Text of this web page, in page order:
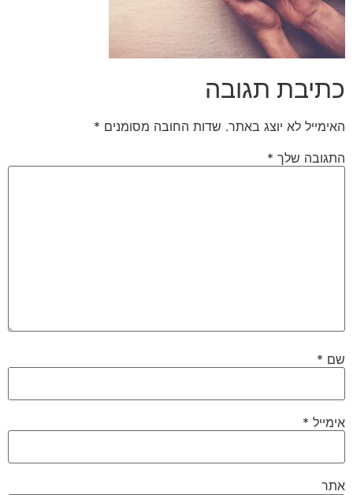
כתיבת תגובה
האימייל לא יוצג באתר. שדות החובה מסומנים *
התגובה שלך *
שם *
אימייל *
אתר